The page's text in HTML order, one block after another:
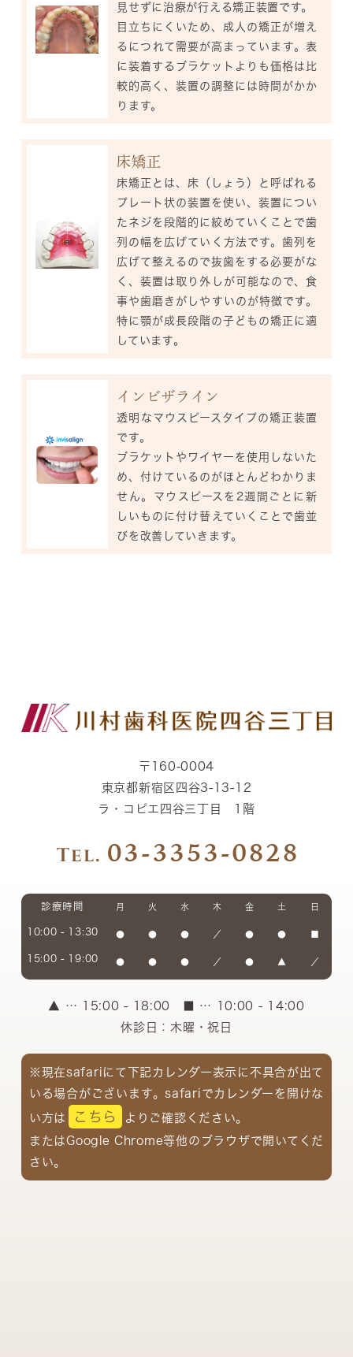
見せずに治療が行える矯正装置です。
目立ちにくいため、成人の矯正が増え
るにつれて需要が高まっています。表
に装着するブラケットよりも価格は比
較的高く、装置の調整には時間がかか
ります。
床矯正
床矯正とは、床（しょう）と呼ばれる
プレート状の装置を使い、装置につい
たネジを段階的に絞めていくことで歯
列の幅を広げていく方法です。歯列を
広げて整えるので抜歯をする必要がな
く、装置は取り外しが可能なので、食
事や歯磨きがしやすいのが特徴です。
特に顎が成長段階の子どもの矯正に適
しています。
インビザライン
透明なマウスピースタイプの矯正装置
です。
ブラケットやワイヤーを使用しないた
め、付けているのがほとんどわかりま
せん。マウスピースを2週間ごとに新
しいものに付け替えていくことで歯並
びを改善していきます。
〒160-0004
東京都新宿区四谷3-13-12
ラ・コピエ四谷三丁目 1階
診療時間 月 火 水 木 金 土 日
10:00 - 13:30 ● ● ● ／ ● ●
15:00 - 19:00 ● ● ● ／ ● ▲ ／
▲ … 15:00 - 18:00
… 10:00 - 14:00
休診日：木曜・祝日
※現在safariにて下記カレンダー表示に不具合が出て
いる場合がございます。safariでカレンダーを開けな
い方は こちら
よりご確認ください。
またはGoogle Chrome等他のブラウザで開いてくだ
さい。